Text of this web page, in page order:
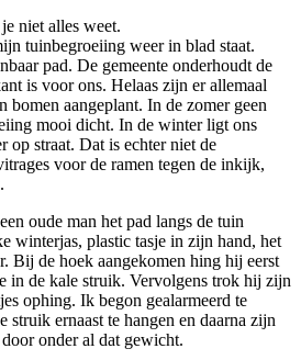
niet alles weet.
tuinbegroeiing weer in blad staat.
pad. De gemeente onderhoudt de
is voor ons. Helaas zijn er allemaal
bomen aangeplant. In de zomer geen
mooi dicht. In de winter ligt ons
op straat. Dat is echter niet de
voor de ramen tegen de inkijk,
oude man het pad langs de tuin
winterjas, plastic tasje in zijn hand, het
Bij de hoek aangekomen hing hij eerst
in de kale struik. Vervolgens trok hij zijn
ophing. Ik begon gealarmeerd te
ernaast te hangen en daarna zijn
onder al dat gewicht.